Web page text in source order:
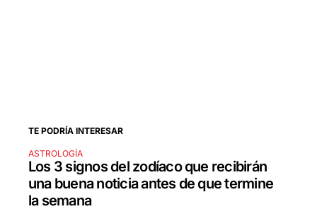
TE PODRÍA INTERESAR
ASTROLOGÍA
Los 3 signos del zodíaco que recibirán
una buena noticia antes de que termine
la semana